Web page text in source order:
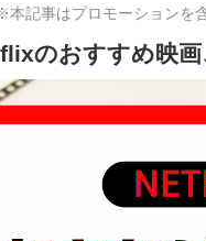
本記事はプロモーションを
のおすすめ映